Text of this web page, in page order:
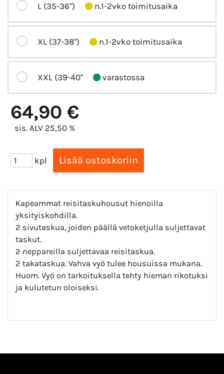
L (35-36") n.1-2vko toimitusaika
XL (37-38") n.1-2vko toimitusaika
XXL (39-40" varastossa
64,90 €
sis. ALV 25,50 %
kpl
Kapeammat reisitaskuhousut hienoilla
yksityiskohdilla.
2 sivutaskua, joiden päällä vetoketjulla suljettavat
taskut.
2 neppareilla suljettavaa reisitaskua.
2 takataskua. Vahva vyö tulee housuissa mukana.
Huom. Vyö on tarkoituksella tehty hieman rikotuksi
ja kulutetun oloiseksi.